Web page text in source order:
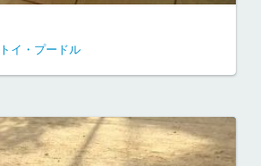
トイ・プードル